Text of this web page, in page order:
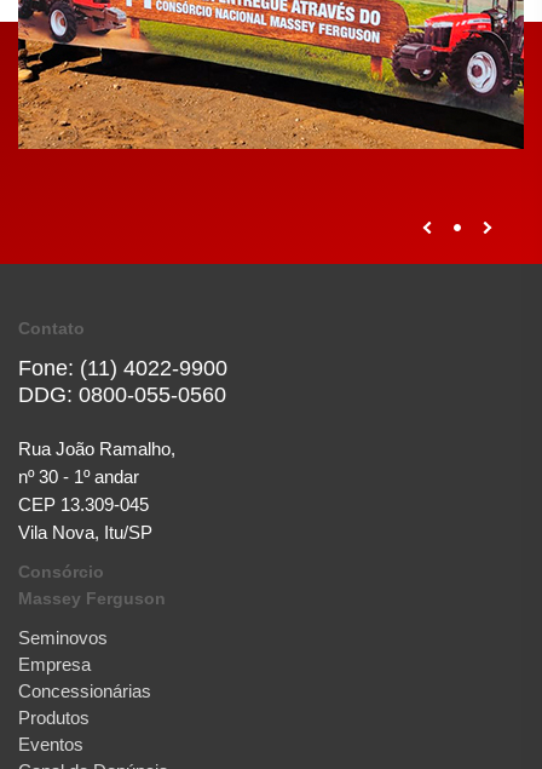
Contato
Fone: (11) 4022-9900
DDG: 0800-055-0560
Rua João Ramalho,
nº 30 - 1º andar
CEP 13.309-045
Vila Nova, Itu/SP
Consórcio
Massey Ferguson
Seminovos
Empresa
Concessionárias
Produtos
Eventos